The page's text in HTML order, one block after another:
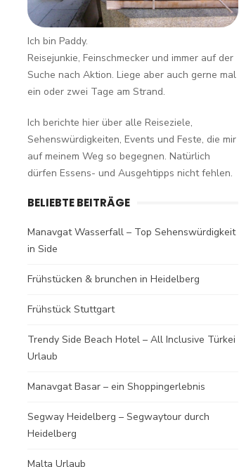
Ich bin Paddy.
Reisejunkie, Feinschmecker und immer auf der
Suche nach Aktion. Liege aber auch gerne mal
ein oder zwei Tage am Strand.
Ich berichte hier über alle Reiseziele,
Sehenswürdigkeiten, Events und Feste, die mir
auf meinem Weg so begegnen. Natürlich
dürfen Essens- und Ausgehtipps nicht fehlen.
BELIEBTE BEITRÄGE
Manavgat Wasserfall – Top Sehenswürdigkeit
in Side
Frühstücken & brunchen in Heidelberg
Frühstück Stuttgart
Trendy Side Beach Hotel – All Inclusive Türkei
Urlaub
Manavgat Basar – ein Shoppingerlebnis
Segway Heidelberg – Segwaytour durch
Heidelberg
Malta Urlaub